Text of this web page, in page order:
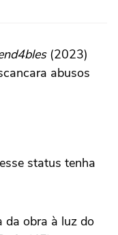
(2023)
abusos
status tenha
da obra à luz do